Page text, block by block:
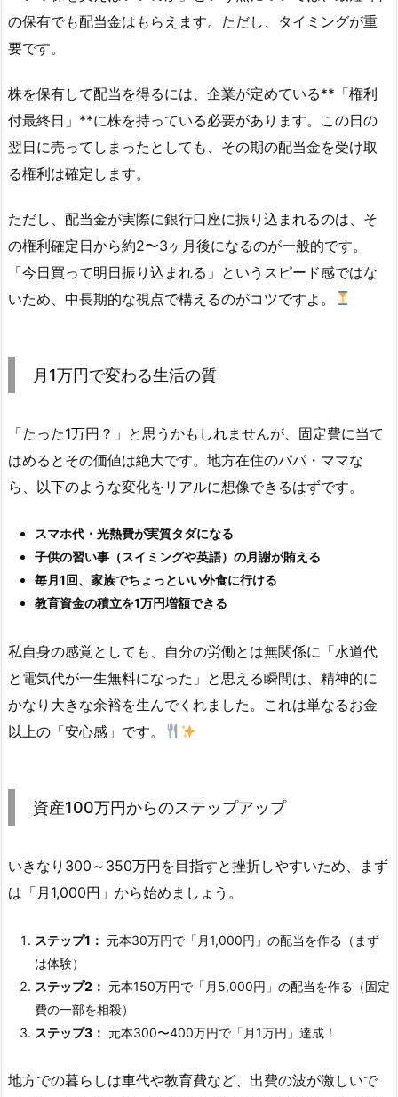
の保有でも配当金はもらえます。ただし、タイミングが重
要です。
株を保有して配当を得るには、企業が定めている**「権利
付最終日」**に株を持っている必要があります。この日の
翌日に売ってしまったとしても、その期の配当金を受け取
る権利は確定します。
ただし、配当金が実際に銀行口座に振り込まれるのは、そ
の権利確定日から約2〜3ヶ月後になるのが一般的です。
「今日買って明日振り込まれる」というスピード感ではな
いため、中長期的な視点で構えるのがコツですよ。
月1万円で変わる生活の質
「たった1万円？」と思うかもしれませんが、固定費に当て
はめるとその価値は絶大です。地方在住のパパ・ママな
ら、以下のような変化をリアルに想像できるはずです。
スマホ代・光熱費が実質タダになる
子供の習い事（スイミングや英語）の月謝が賄える
毎月1回、家族でちょっといい外食に行ける
教育資金の積立を1万円増額できる
私自身の感覚としても、自分の労働とは無関係に「水道代
と電気代が一生無料になった」と思える瞬間は、精神的に
かなり大きな余裕を生んでくれました。これは単なるお金
以上の「安心感」です。
資産100万円からのステップアップ
いきなり300～350万円を目指すと挫折しやすいため、まず
は「月1,000円」から始めましょう。
ステップ1： 元本30万円で「月1,000円」の配当を作る（まず
は体験）
ステップ2： 元本150万円で「月5,000円」の配当を作る（固定
費の一部を相殺）
ステップ3： 元本300〜400万円で「月1万円」達成！
地方での暮らしは車代や教育費など、出費の波が激しいで